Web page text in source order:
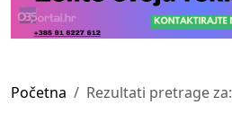
Početna Rezultati pretrage za: